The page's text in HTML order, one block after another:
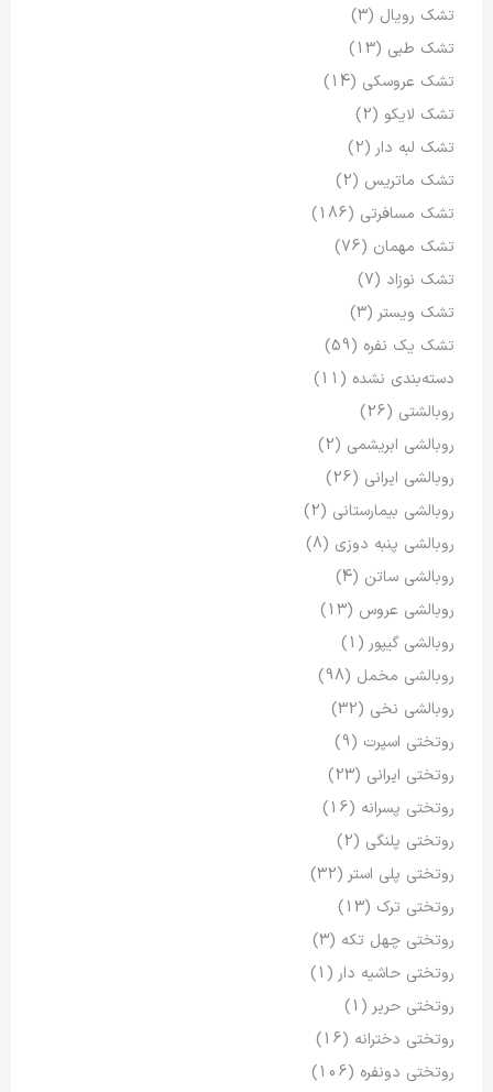
تشک رویال (3)
تشک طبی (13)
تشک عروسکی (14)
تشک لایکو (2)
تشک لبه دار (2)
تشک ماتریس (2)
تشک مسافرتی (186)
تشک مهمان (76)
تشک نوزاد (7)
تشک ویستر (3)
تشک یک نفره (59)
دسته‌بندی نشده (11)
روبالشتی (26)
روبالشی ابریشمی (2)
روبالشی ایرانی (26)
روبالشی بیمارستانی (2)
روبالشی پنبه دوزی (8)
روبالشی ساتن (4)
روبالشی عروس (13)
روبالشی گیپور (1)
روبالشی مخمل (98)
روبالشی نخی (32)
روتختی اسپرت (9)
روتختی ایرانی (23)
روتختی پسرانه (16)
روتختی پلنگی (2)
روتختی پلی استر (32)
روتختی ترک (13)
روتختی چهل تکه (3)
روتختی حاشیه دار (1)
روتختی حریر (1)
روتختی دخترانه (16)
روتختی دونفره (106)